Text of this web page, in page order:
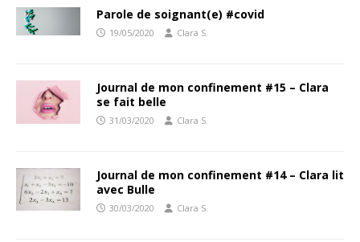
Parole de soignant(e) #covid
19/05/2020 Clara S.
Journal de mon confinement #15 – Clara
se fait belle
31/03/2020 Clara S.
Journal de mon confinement #14 – Clara lit
avec Bulle
30/03/2020 Clara S.